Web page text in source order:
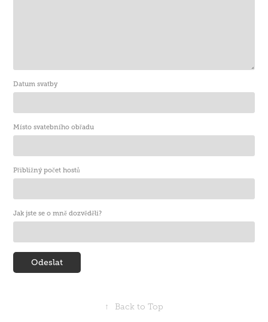
Datum svatby
Místo svatebního obřadu
Přibližný počet hostů
Jak jste se o mně dozvěděli?
Odeslat
↑ Back to Top